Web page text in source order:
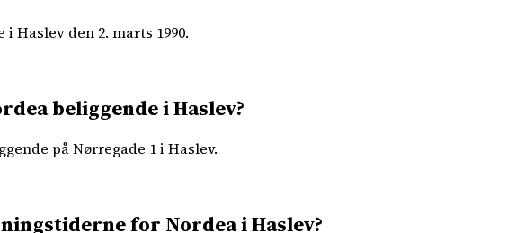
i Haslev den 2. marts 1990.
beliggende i Haslev?
på Nørregade 1 i Haslev.
for Nordea i Haslev?